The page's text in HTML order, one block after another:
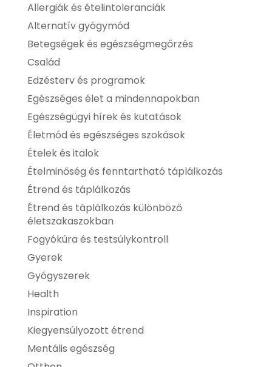
Allergiák és ételintoleranciák
Alternatív gyógymód
Betegségek és egészségmegőrzés
Család
Edzésterv és programok
Egészséges élet a mindennapokban
Egészségügyi hírek és kutatások
Életmód és egészséges szokások
Ételek és italok
Ételminőség és fenntartható táplálkozás
Étrend és táplálkozás
Étrend és táplálkozás különböző
életszakaszokban
Fogyókúra és testsúlykontroll
Gyerek
Gyógyszerek
Health
Inspiration
Kiegyensúlyozott étrend
Mentális egészség